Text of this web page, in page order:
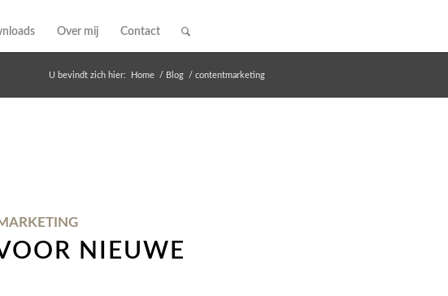
Over mij Contact
U bevindt zich hier: Home / Blog / contentmarketing
NIEUWE